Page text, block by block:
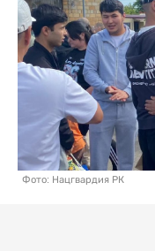
Фото: Нацгвардия РК